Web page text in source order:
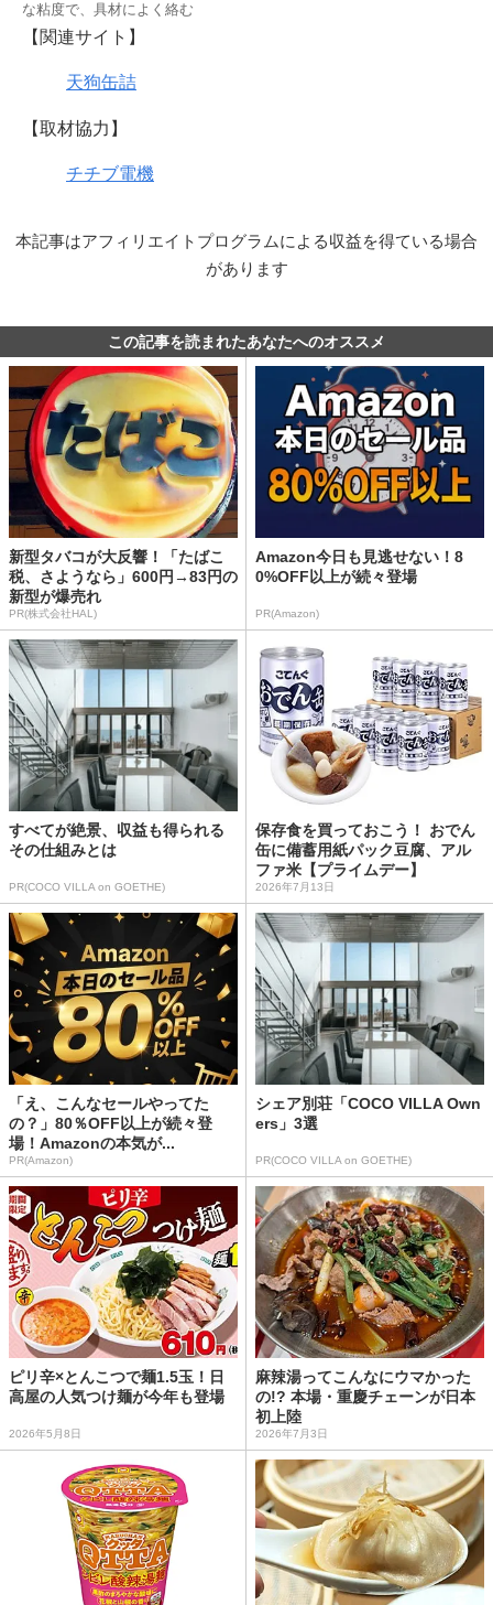
な粘度で、具材によく絡む
【関連サイト】
天狗缶詰
【取材協力】
チチブ電機
本記事はアフィリエイトプログラムによる収益を得ている場合
があります
この記事を読まれたあなたへのオススメ
新型タバコが大反響！「たばこ
税、さようなら」600円→83円の
新型が爆売れ
PR(株式会社HAL)
Amazon今日も見逃せない！8
0%OFF以上が続々登場
PR(Amazon)
すべてが絶景、収益も得られる
その仕組みとは
PR(COCO VILLA on GOETHE)
保存食を買っておこう！ おでん
缶に備蓄用紙パック豆腐、アル
ファ米【プライムデー】
2026年7月13日
「え、こんなセールやってた
の？」80％OFF以上が続々登
場！Amazonの本気が...
PR(Amazon)
シェア別荘「COCO VILLA Own
ers」3選
PR(COCO VILLA on GOETHE)
ピリ辛×とんこつで麺1.5玉！日
高屋の人気つけ麺が今年も登場
2026年5月8日
麻辣湯ってこんなにウマかった
の!? 本場・重慶チェーンが日本
初上陸
2026年7月3日